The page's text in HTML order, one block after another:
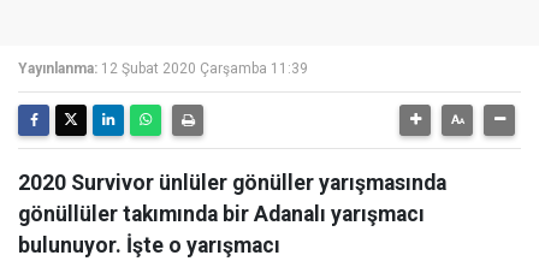
Yayınlanma: 12 Şubat 2020 Çarşamba 11:39
2020 Survivor ünlüler gönüller yarışmasında
gönüllüler takımında bir Adanalı yarışmacı
bulunuyor. İşte o yarışmacı